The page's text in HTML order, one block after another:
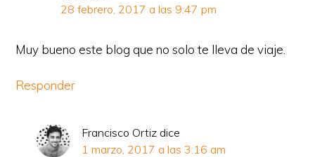
28 febrero, 2017 a las 9:47 pm
Muy bueno este blog que no solo te lleva de viaje.
Responder
Francisco Ortiz dice
1 marzo, 2017 a las 3:16 am